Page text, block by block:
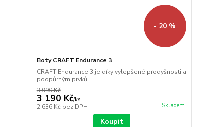
- 20 %
Boty CRAFT Endurance 3
CRAFT Endurance 3 je díky vylepšené prodyšnosti a
podpůrným prvků...
3 990 Kč
3 190 Kč/ks
2 636 Kč bez DPH Skladem
Koupit